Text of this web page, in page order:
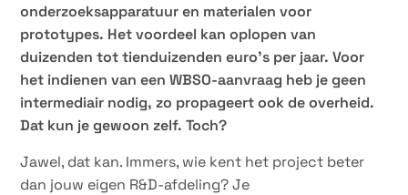
onderzoeksapparatuur en materialen voor
prototypes. Het voordeel kan oplopen van
duizenden tot tienduizenden euro’s per jaar. Voor
het indienen van een WBSO-aanvraag heb je geen
intermediair nodig, zo propageert ook de overheid.
Dat kun je gewoon zelf. Toch?
Jawel, dat kan. Immers, wie kent het project beter
dan jouw eigen R&D-afdeling? Je